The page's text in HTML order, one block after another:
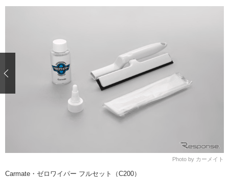
ショップレポート 愛車 File
自動車豆知識 ストップ！不具合修理＆粗悪修理
鈑金・塗装
ディテイリング
ディテイリング 洗車
ヘッドライト磨き コーティング
小キズ直し
ショップレポート プロショップ検索
レストア
カーメーカー「旧車」関連プロジ
イベント
Photo by カーメイト
Carmate・ゼロワイパー フルセット（C200）